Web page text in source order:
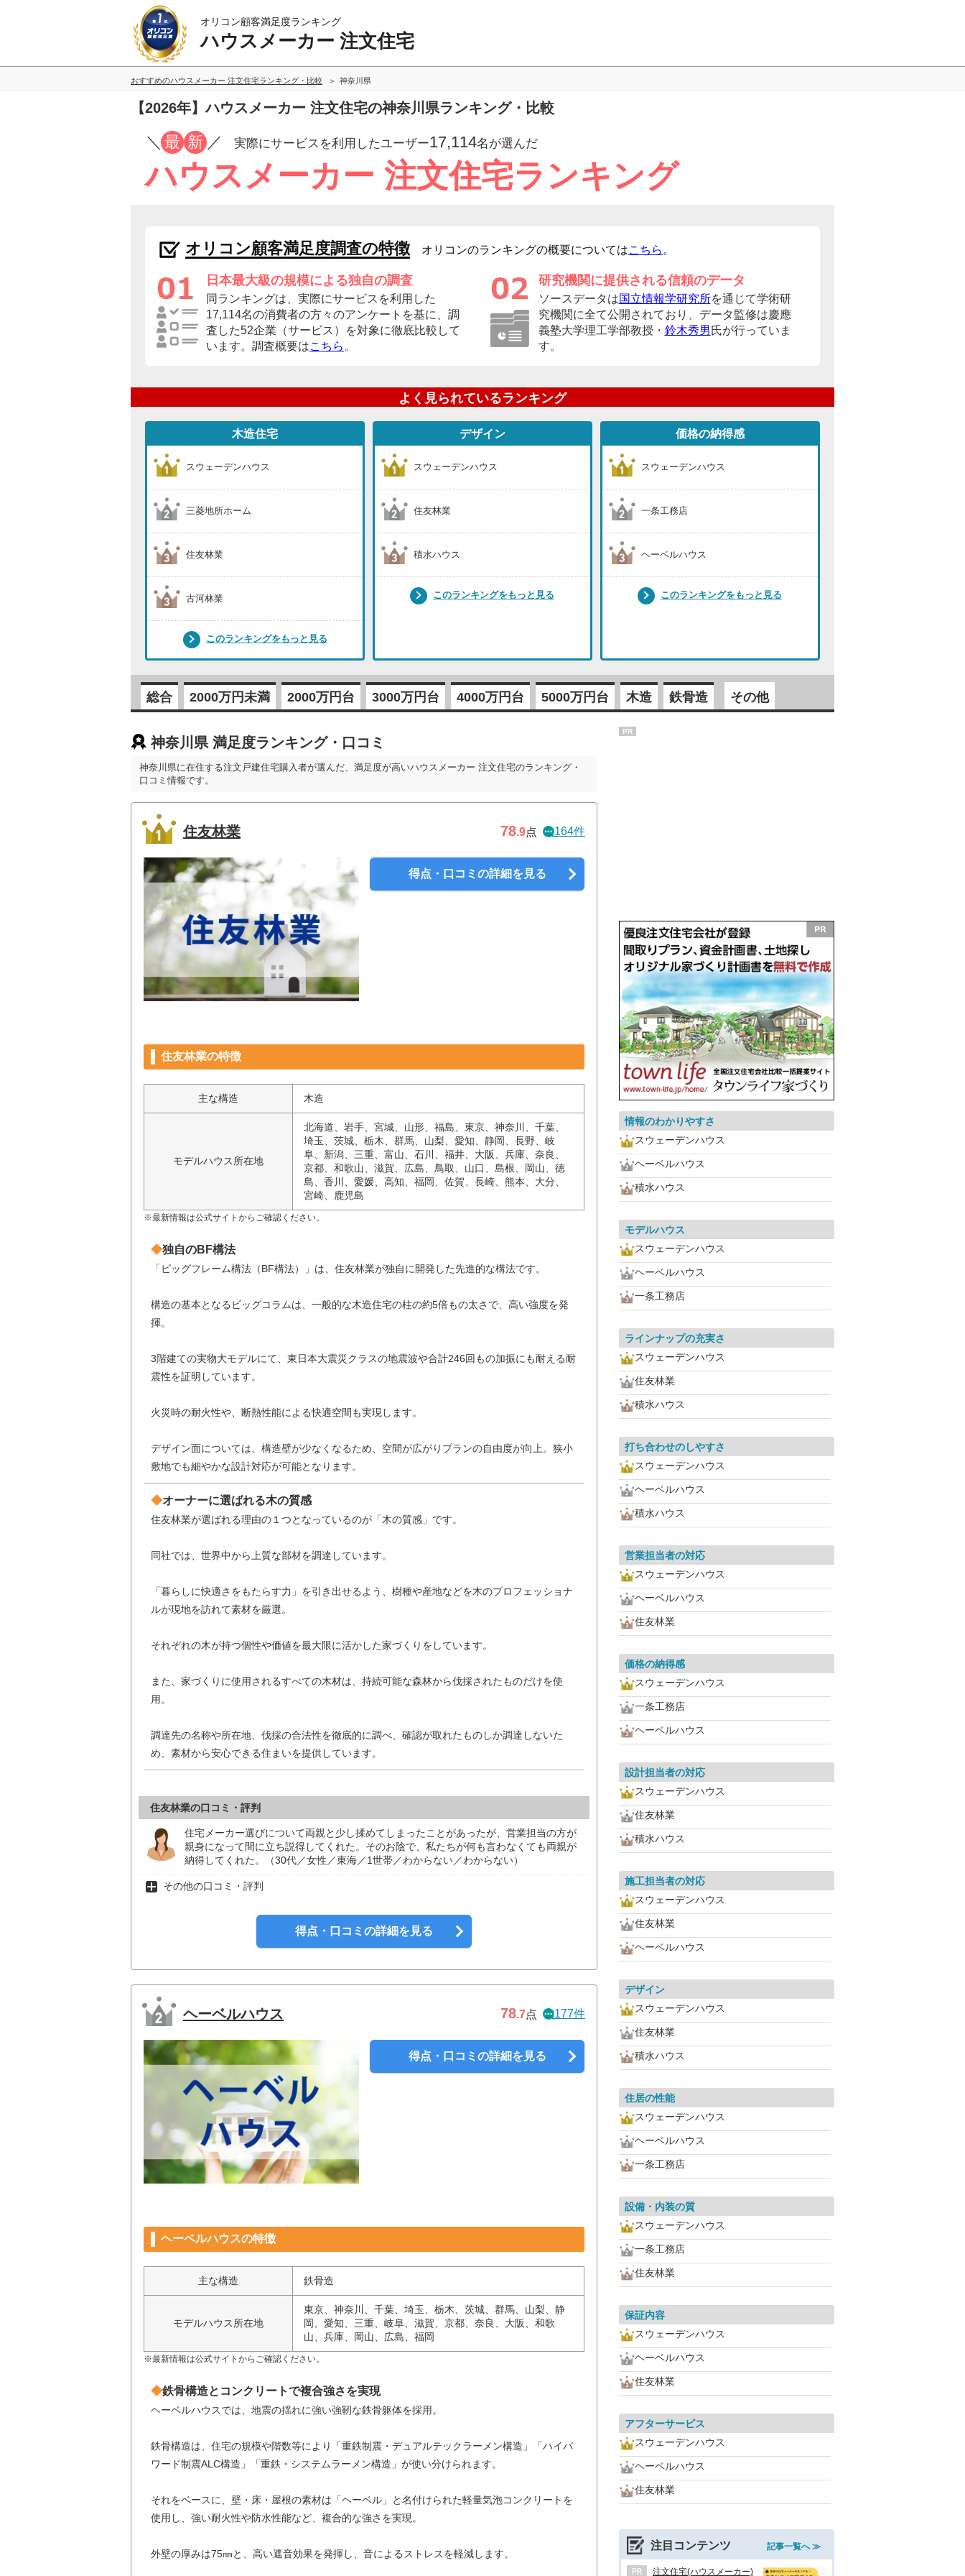
オリコン顧客満足度ランキング
ハウスメーカー 注文住宅
おすすめのハウスメーカー 注文住宅ランキング・比較 神奈川県
【2026年】ハウスメーカー 注文住宅の神奈川県ランキング・比較
／ 最 新 ／ 実際にサービスを利用したユーザー17,114名が選んだ
ハウスメーカー 注文住宅ランキング
オリコン顧客満足度調査の特徴 オリコンのランキングの概要についてはこちら 。
日本最大級の規模による独自の調査
同ランキングは、実際にサービスを利用した
17,114名の消費者の方々のアンケートを基に、調
査した52企業（サービス）を対象に徹底比較して
います。調査概要はこちら 。
研究機関に提供される信頼のデータ
ソースデータは国立情報学研究所を通じて学術研
究機関に全て公開されており、データ監修は慶應
義塾大学理工学部教授・ 鈴木秀男 氏が行っていま
す。
よく見られているランキング
木造住宅
スウェーデンハウス
三菱地所ホーム
住友林業
古河林業
このランキングをもっと見る
デザイン
スウェーデンハウス
住友林業
積水ハウス
このランキングをもっと見る
価格の納得感
スウェーデンハウス
一条工務店
ヘーベルハウス
このランキングをもっと見る
総合 2000万円未満 2000万円台 3000万円台 4000万円台 5000万円台 木造 鉄骨造 その他
神奈川県 満足度ランキング・口コミ
神奈川県に在住する注文戸建住宅購入者が選んだ、満足度が高いハウスメーカー 注文住宅のランキング・
口コミ情報です。
住友林業 78.9点 164件
得点・口コミの詳細を見る
住友林業の特徴
主な構造 木造
モデルハウス所在地
北海道、岩手、宮城、山形、福島、東京、神奈川、千葉、
埼玉、茨城、栃木、群馬、山梨、愛知、静岡、長野、岐
阜、新潟、三重、富山、石川、福井、大阪、兵庫、奈良、
京都、和歌山、滋賀、広島、鳥取、山口、島根、岡山、徳
島、香川、愛媛、高知、福岡、佐賀、長崎、熊本、大分、
宮崎、鹿児島
※最新情報は公式サイトからご確認ください。
独自のBF構法
「ビッグフレーム構法（BF構法）」は、住友林業が独自に開発した先進的な構法です。
構造の基本となるビッグコラムは、一般的な木造住宅の柱の約5倍もの太さで、高い強度を発
揮。
3階建ての実物大モデルにて、東日本大震災クラスの地震波や合計246回もの加振にも耐える耐
震性を証明しています。
火災時の耐火性や、断熱性能による快適空間も実現します。
デザイン面については、構造壁が少なくなるため、空間が広がりプランの自由度が向上。狭小
敷地でも細やかな設計対応が可能となります。
オーナーに選ばれる木の質感
住友林業が選ばれる理由の１つとなっているのが「木の質感」です。
同社では、世界中から上質な部材を調達しています。
「暮らしに快適さをもたらす力」を引き出せるよう、樹種や産地などを木のプロフェッショナ
ルが現地を訪れて素材を厳選。
それぞれの木が持つ個性や価値を最大限に活かした家づくりをしています。
また、家づくりに使用されるすべての木材は、持続可能な森林から伐採されたものだけを使
用。
調達先の名称や所在地、伐採の合法性を徹底的に調べ、確認が取れたものしか調達しないた
め、素材から安心できる住まいを提供しています。
住友林業の口コミ・評判
住宅メーカー選びについて両親と少し揉めてしまったことがあったが、営業担当の方が
親身になって間に立ち説得してくれた。そのお陰で、私たちが何も言わなくても両親が
納得してくれた。（30代／女性／東海／1世帯／わからない／わからない）
その他の口コミ・評判
得点・口コミの詳細を見る
ヘーベルハウス 78.7点 177件
得点・口コミの詳細を見る
ヘーベルハウスの特徴
主な構造 鉄骨造
モデルハウス所在地
東京、神奈川、千葉、埼玉、栃木、茨城、群馬、山梨、静
岡、愛知、三重、岐阜、滋賀、京都、奈良、大阪、和歌
山、兵庫、岡山、広島、福岡
※最新情報は公式サイトからご確認ください。
鉄骨構造とコンクリートで複合強さを実現
ヘーベルハウスでは、地震の揺れに強い強靭な鉄骨躯体を採用。
鉄骨構造は、住宅の規模や階数等により「重鉄制震・デュアルテックラーメン構造」「ハイパ
ワード制震ALC構造」「重鉄・システムラーメン構造」が使い分けられます。
それをベースに、壁・床・屋根の素材は「ヘーベル」と名付けられた軽量気泡コンクリートを
使用し、強い耐火性や防水性能など、複合的な強さを実現。
外壁の厚みは75㎜と、高い遮音効果を発揮し、音によるストレスを軽減します。
PR
情報のわかりやすさ
スウェーデンハウス
ヘーベルハウス
積水ハウス
モデルハウス
スウェーデンハウス
ヘーベルハウス
一条工務店
ラインナップの充実さ
スウェーデンハウス
住友林業
積水ハウス
打ち合わせのしやすさ
スウェーデンハウス
ヘーベルハウス
積水ハウス
営業担当者の対応
スウェーデンハウス
ヘーベルハウス
住友林業
価格の納得感
スウェーデンハウス
一条工務店
ヘーベルハウス
設計担当者の対応
スウェーデンハウス
住友林業
積水ハウス
施工担当者の対応
スウェーデンハウス
住友林業
ヘーベルハウス
デザイン
スウェーデンハウス
住友林業
積水ハウス
住居の性能
スウェーデンハウス
ヘーベルハウス
一条工務店
設備・内装の質
スウェーデンハウス
一条工務店
住友林業
保証内容
スウェーデンハウス
ヘーベルハウス
住友林業
アフターサービス
スウェーデンハウス
ヘーベルハウス
住友林業
注目コンテンツ 記事一覧へ ≫
注文住宅(ハウスメーカー)